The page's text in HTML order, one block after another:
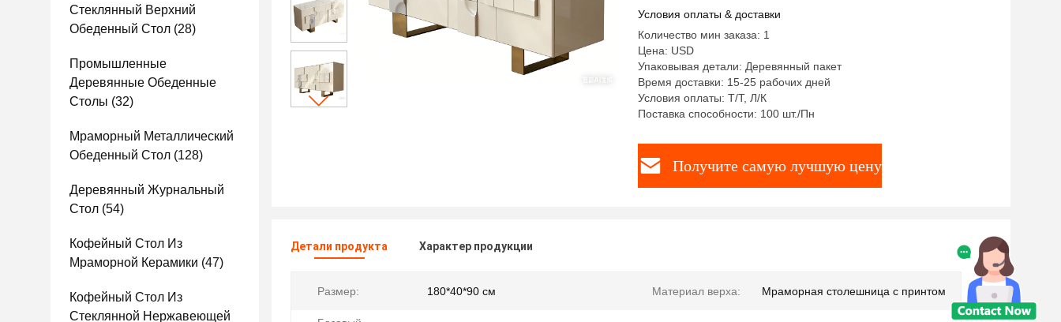
Стеклянный Верхний
Обеденный Стол (28)
Промышленные
Деревянные Обеденные
Столы (32)
Мраморный Металлический
Обеденный Стол (128)
Деревянный Журнальный
Стол (54)
Кофейный Стол Из
Мраморной Керамики (47)
Кофейный Стол Из
Стеклянной Нержавеющей
Условия оплаты & доставки
Количество мин заказа: 1
Цена: USD
Упаковывая детали: Деревянный пакет
Время доставки: 15-25 рабочих дней
Условия оплаты: Т/Т, Л/К
Поставка способности: 100 шт./Пн
Получите самую лучшую цену
Детали продукта Характер продукции
Размер: 180*40*90 см Материал верха: Мраморная столешница с принтом